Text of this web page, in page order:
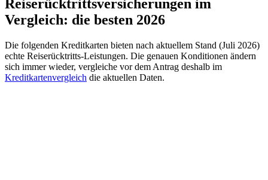
Reiserücktrittsversicherungen im
Vergleich: die besten 2026
Die folgenden Kreditkarten bieten nach aktuellem Stand (Juli 2026)
echte Reiserücktritts-Leistungen. Die genauen Konditionen ändern
sich immer wieder, vergleiche vor dem Antrag deshalb im
Kreditkartenvergleich die aktuellen Daten.